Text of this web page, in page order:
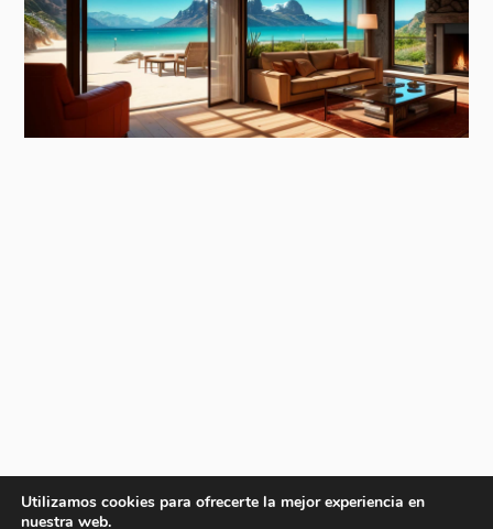
Utilizamos cookies para ofrecerte la mejor experiencia en
nuestra web.